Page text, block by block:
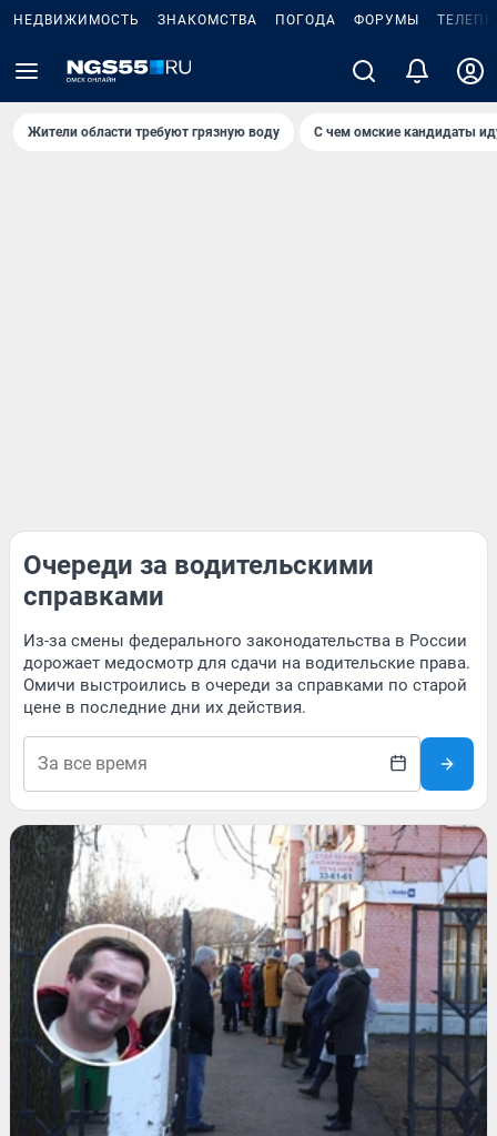
НЕДВИЖИМОСТЬ ЗНАКОМСТВА ПОГОДА ФОРУМЫ
Жители области требуют грязную воду С чем омские кандидаты
Очереди за водительскими
справками
Из-за смены федерального законодательства в России
дорожает медосмотр для сдачи на водительские права.
Омичи выстроились в очереди за справками по старой
цене в последние дни их действия.